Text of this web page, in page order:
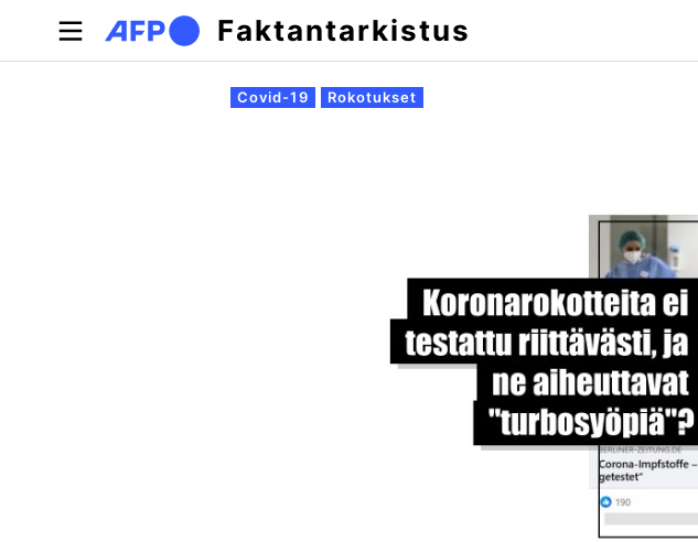
Hyppää pääsisältöön
Faktantarkistus
Ensisijaiset välilehdet
Covid-19 Rokotukset